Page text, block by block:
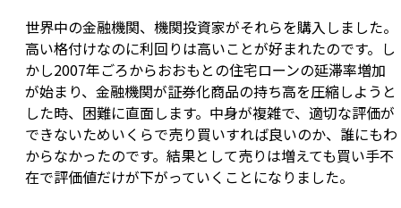
世界中の金融機関、機関投資家がそれらを購入しました。
高い格付けなのに利回りは高いことが好まれたのです。し
かし2007年ごろからおおもとの住宅ローンの延滞率増加
が始まり、金融機関が証券化商品の持ち高を圧縮しようと
した時、困難に直面します。中身が複雑で、適切な評価が
できないためいくらで売り買いすれば良いのか、誰にもわ
からなかったのです。結果として売りは増えても買い手不
在で評価値だけが下がっていくことになりました。